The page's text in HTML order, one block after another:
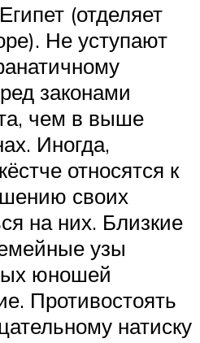
(отделяет
Не уступают
законами
чем в выше
Иногда,
относятся к
своих
на них. Близкие
узы
юношей
Противостоять
натиску